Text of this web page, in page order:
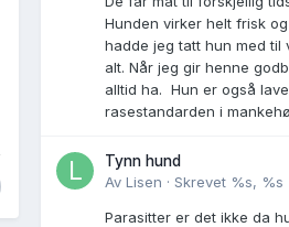
Hunden virker helt frisk og
hadde jeg tatt hun med til
alt. Når jeg gir henne
alltid ha. Hun er også
rasestandarden i
Tynn hund
Av Lisen · Skrevet %s, %s
Parasitter er det ikke da